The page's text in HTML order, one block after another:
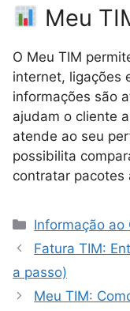
Meu
O Meu TIM
internet, ligações
informações são
ajudam o cliente
atende ao seu
possibilita
contratar pacotes
Categorias
Informação ao
Fatura TIM:
a passo)
Meu TIM: